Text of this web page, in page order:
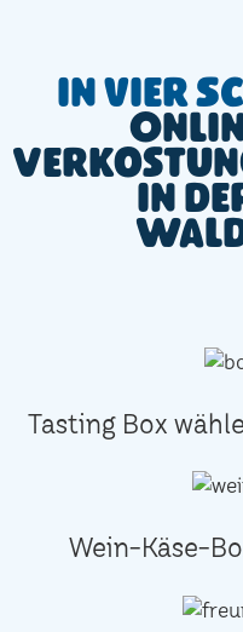
In vier
in
Tasting Box
Wein-Käse-